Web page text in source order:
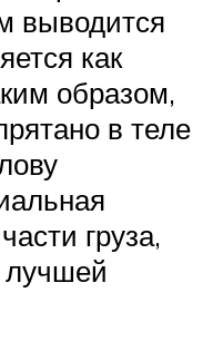
выводится
как
образом,
в теле
груза,
лучшей